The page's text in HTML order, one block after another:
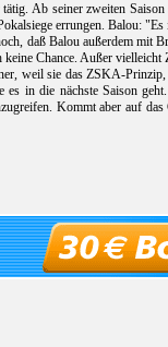
Ab seiner zweiten
errungen. Balou:
daß Balou außerdem mit
Chance. Außer
weil sie das ZSKA-Prinzip,
in die nächste Saison
Kommt aber auf